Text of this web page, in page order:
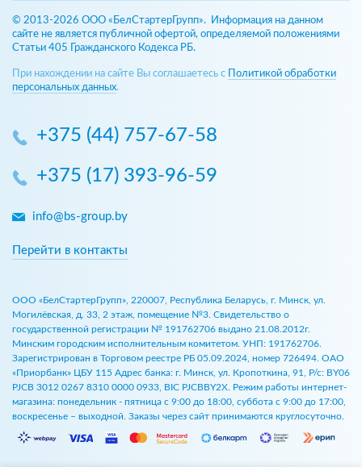
© 2013-2026 ООО «БелСтартерГрупп». Информация на данном
сайте не является публичной офертой, определяемой положениями
Статьи 405 Гражданского Кодекса РБ.
При нахождении на сайте Вы соглашаетесь с
Политикой обработки
персональных данных.
+375 (44) 757-67-58
+375 (17) 393-96-59
info@bs-group.by
Перейти в контакты
ООО «БелСтартерГрупп», 220007, Республика Беларусь, г. Минск, ул.
Могилёвская, д. 33, 2 этаж, помещение №3. Свидетельство о
государственной регистрации № 191762706 выдано 21.08.2012г.
Минским городским исполнительным комитетом. УНП: 191762706.
Зарегистрирован в Торговом реестре РБ 05.09.2024, номер 726494. ОАО
«Приорбанк» ЦБУ 115 Адрес банка: г. Минск, ул. Кропоткина, 91, Р/с: BY06
PJCB 3012 0267 8310 0000 0933, BIC PJCBBY2X. Режим работы интернет-
магазина: понедельник - пятница с 9:00 до 18:00, суббота с 9:00 до 17:00,
воскресенье – выходной. Заказы через сайт принимаются круглосуточно.